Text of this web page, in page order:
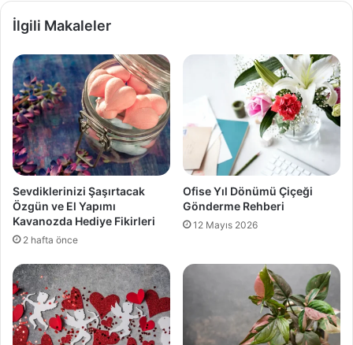
İlgili Makaleler
Sevdiklerinizi Şaşırtacak
Özgün ve El Yapımı
Kavanozda Hediye Fikirleri
2 hafta önce
Ofise Yıl Dönümü Çiçeği
Gönderme Rehberi
12 Mayıs 2026